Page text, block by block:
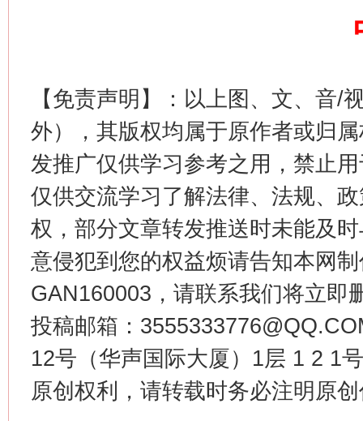
【免责声明】：以上图、文、音/
外），其版权均属于原作者或归
发推广仅供学习参考之用，禁止
仅供交流学习了解法律、法规、
权，部分文章转发推送时未能及
意侵犯到您的权益烦请告知本网
GAN160003，请联系我们将立即
投稿邮箱：
12号（华声国际大厦）1层 1 2 1
原创权利，请转载时务必注明原
在谋一域中谋全局